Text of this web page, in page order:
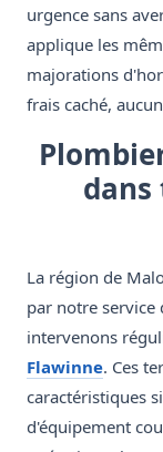
urgence sans
applique les
majorations
frais caché,
La région de
par notre service
intervenons
Flawinne. Ces
caractéristiques
d'équipement